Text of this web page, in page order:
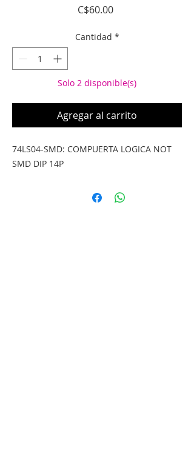
C$60.00Precio
Cantidad *
Solo 2 disponible(s)
Agregar al carrito
74LS04-SMD: COMPUERTA LOGICA NOT
SMD DIP 14P